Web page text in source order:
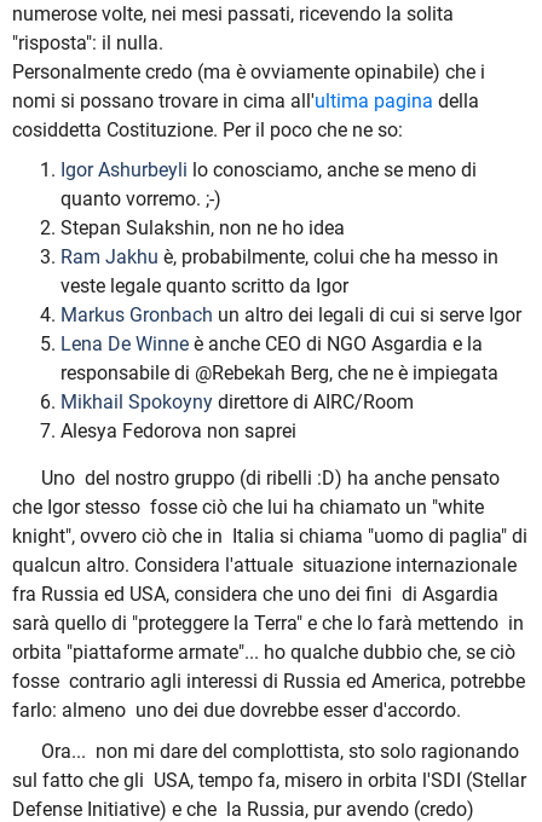
numerose volte, nei mesi passati, ricevendo la solita
"risposta": il nulla.
Personalmente credo (ma è ovviamente opinabile) che i
nomi si possano trovare in cima all'ultima pagina della
cosiddetta Costituzione. Per il poco che ne so:
Igor Ashurbeyli lo conosciamo, anche se meno di
quanto vorremo. ;-)
Stepan Sulakshin, non ne ho idea
Ram Jakhu è, probabilmente, colui che ha messo in
veste legale quanto scritto da Igor
Markus Gronbach un altro dei legali di cui si serve Igor
Lena De Winne è anche CEO di NGO Asgardia e la
responsabile di @Rebekah Berg, che ne è impiegata
Mikhail Spokoyny direttore di AIRC/Room
Alesya Fedorova non saprei
Uno del nostro gruppo (di ribelli :D) ha anche pensato
che Igor stesso fosse ciò che lui ha chiamato un "white
knight", ovvero ciò che in Italia si chiama "uomo di paglia" di
qualcun altro. Considera l'attuale situazione internazionale
fra Russia ed USA, considera che uno dei fini di Asgardia
sarà quello di "proteggere la Terra" e che lo farà mettendo in
orbita "piattaforme armate"... ho qualche dubbio che, se ciò
fosse contrario agli interessi di Russia ed America, potrebbe
farlo: almeno uno dei due dovrebbe esser d'accordo.
Ora... non mi dare del complottista, sto solo ragionando
sul fatto che gli USA, tempo fa, misero in orbita l'SDI (Stellar
Defense Initiative) e che la Russia, pur avendo (credo)